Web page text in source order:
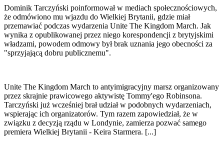
Dominik Tarczyński poinformował w mediach społecznościowych,
że odmówiono mu wjazdu do Wielkiej Brytanii, gdzie miał
przemawiać podczas wydarzenia Unite The Kingdom March. Jak
wynika z opublikowanej przez niego korespondencji z brytyjskimi
władzami, powodem odmowy był brak uznania jego obecności za
"sprzyjającą dobru publicznemu".
Unite The Kingdom March to antyimigracyjny marsz organizowany
przez skrajnie prawicowego aktywistę Tommy'ego Robinsona.
Tarczyński już wcześniej brał udział w podobnych wydarzeniach,
wspierając ich organizatorów. Tym razem zapowiedział, że w
związku z decyzją rządu w Londynie, zamierza pozwać samego
premiera Wielkiej Brytanii - Keira Starmera. [...]